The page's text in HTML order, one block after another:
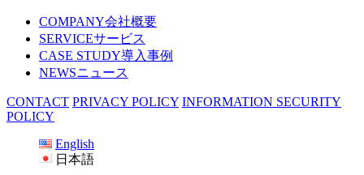
COMPANY会社概要
SERVICEサービス
CASE STUDY導入事例
NEWSニュース
CONTACT PRIVACY POLICY INFORMATION SECURITY
POLICY
English
日本語